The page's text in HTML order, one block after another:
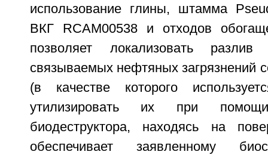
использование глины, штамма
ВКГ RCAM00538 и отходов
позволяет локализовать
связываемых нефтяных загрязнений
(в качестве которого
утилизировать их при помощи
биодеструктора, находясь на
обеспечивает заявленному